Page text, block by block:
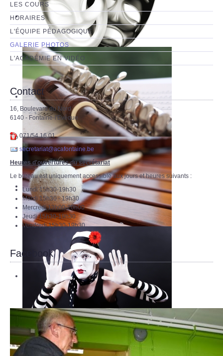
LES COURS
HORAIRES
L'ÉQUIPE PÉDAGOGIQUE
GALERIE PHOTOS
L'ACADÉMIE EN VIDÉO
Contact
16, Boulevard du Nord
6140 - Fontaine-l'Evêque
071/54.16.01
secretariat@acafontaine.be
Heures d'ouvertures du secrétariat
Le bureau est uniquement accessible aux jours et heures suivants :
Lundi 15h30-19h30
Mardi 15h30 - 19h30
Mercredi 13h00-20h00
Jeudi 15h30-19h30
Vendredi 15h30-19h30
Facebook